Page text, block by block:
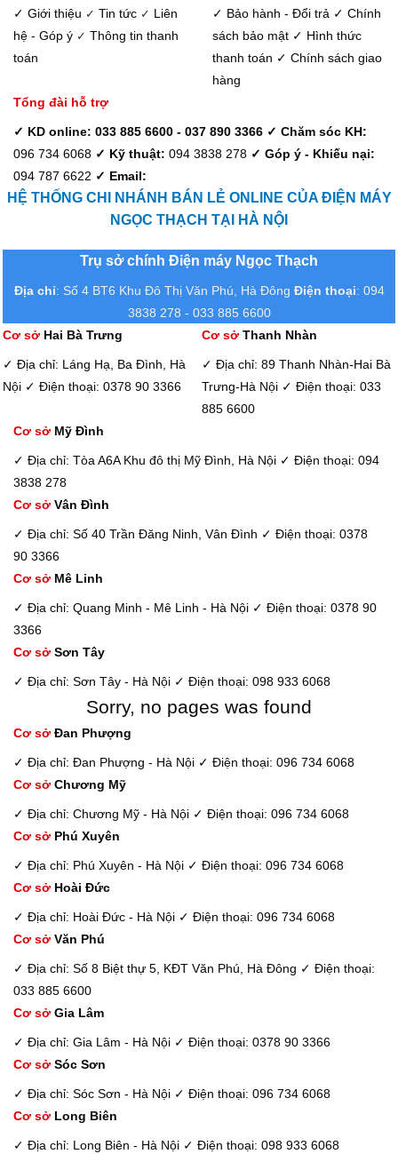
✓ Giới thiệu ✓ Tin tức ✓ Liên
hệ - Góp ý ✓ Thông tin thanh
toán
✓ Bảo hành - Đổi trả ✓ Chính
sách bảo mật ✓ Hình thức
thanh toán ✓ Chính sách giao
hàng
Tổng đài hỗ trợ
✓ KD online: 033 885 6600 - 037 890 3366 ✓ Chăm sóc KH:
096 734 6068 ✓ Kỹ thuật: 094 3838 278 ✓ Góp ý - Khiếu nại:
094 787 6622 ✓ Email:
HỆ THỐNG CHI NHÁNH BÁN LẺ ONLINE CỦA ĐIỆN MÁY
NGỌC THẠCH TẠI HÀ NỘI
Trụ sở chính Điện máy Ngọc Thạch
Địa chỉ: Số 4 BT6 Khu Đô Thị Văn Phú, Hà Đông Điện thoại: 094
3838 278 - 033 885 6600
Cơ sởHai Bà Trưng
✓ Địa chỉ: Láng Hạ, Ba Đình, Hà
Nội ✓ Điện thoại: 0378 90 3366
Cơ sởThanh Nhàn
✓ Địa chỉ: 89 Thanh Nhàn-Hai Bà
Trưng-Hà Nội ✓ Điện thoại: 033
885 6600
Cơ sở Mỹ Đình
✓ Địa chỉ: Tòa A6A Khu đô thị Mỹ Đình, Hà Nội ✓ Điện thoại: 094
3838 278
Cơ sở Vân Đình
✓ Địa chỉ: Số 40 Trần Đăng Ninh, Vân Đình ✓ Điện thoại: 0378
90 3366
Cơ sở Mê Linh
✓ Địa chỉ: Quang Minh - Mê Linh - Hà Nội ✓ Điện thoại: 0378 90
3366
Cơ sở Sơn Tây
✓ Địa chỉ: Sơn Tây - Hà Nội ✓ Điện thoại: 098 933 6068
Sorry, no pages was found
Cơ sở Đan Phượng
✓ Địa chỉ: Đan Phượng - Hà Nội ✓ Điện thoại: 096 734 6068
Cơ sở Chương Mỹ
✓ Địa chỉ: Chương Mỹ - Hà Nội ✓ Điện thoại: 096 734 6068
Cơ sở Phú Xuyên
✓ Địa chỉ: Phú Xuyên - Hà Nội ✓ Điện thoại: 096 734 6068
Cơ sở Hoài Đức
✓ Địa chỉ: Hoài Đức - Hà Nội ✓ Điện thoại: 096 734 6068
Cơ sở Văn Phú
✓ Địa chỉ: Số 8 Biệt thự 5, KĐT Văn Phú, Hà Đông ✓ Điện thoại:
033 885 6600
Cơ sở Gia Lâm
✓ Địa chỉ: Gia Lâm - Hà Nội ✓ Điện thoại: 0378 90 3366
Cơ sở Sóc Sơn
✓ Địa chỉ: Sóc Sơn - Hà Nội ✓ Điện thoại: 096 734 6068
Cơ sở Long Biên
✓ Địa chỉ: Long Biên - Hà Nội ✓ Điện thoại: 098 933 6068